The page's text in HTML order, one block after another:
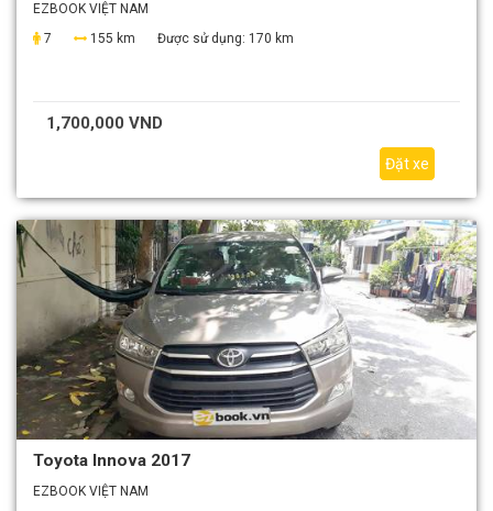
EZBOOK VIỆT NAM
7
155 km Được sử dụng: 170 km
1,700,000 VND
Đặt xe
Toyota Innova 2017
EZBOOK VIỆT NAM